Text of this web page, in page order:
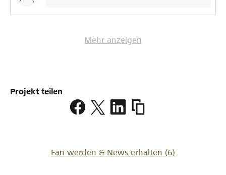
Moment geplatzt ist, endet Beatrix’ Hockeyreise hier
nicht. Nach Operation, Rehabilitation und viel Geduld
Europameisterschaft findet in Zürich statt. Wir hoffen
Unterstützung, eure Anteilnahme und eure Ermutigung
in dieser schwierigen Zeit. Familie Clemenz
Mehr anzeigen
Projekt teilen
https://
feld-
Fan werden & News erhalten (6)